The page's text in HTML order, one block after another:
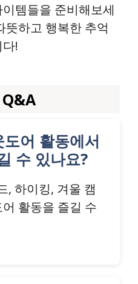
템들을 준비해보세
뜻하고 행복한 추억
!
어 활동에서
수 있나요?
, 하이킹, 겨울 캠
활동을 즐길 수